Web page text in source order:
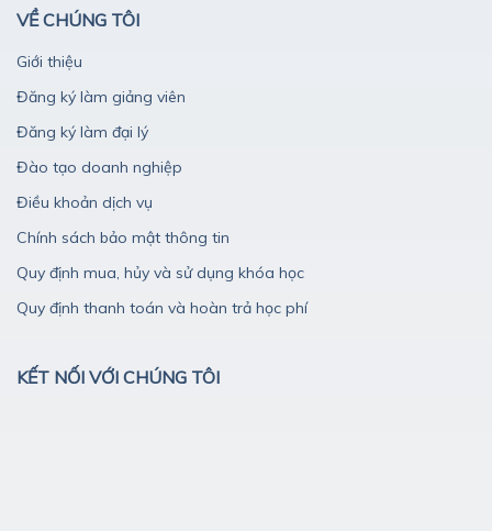
VỀ CHÚNG TÔI
Giới thiệu
Đăng ký làm giảng viên
Đăng ký làm đại lý
Đào tạo doanh nghiệp
Điều khoản dịch vụ
Chính sách bảo mật thông tin
Quy định mua, hủy và sử dụng khóa học
Quy định thanh toán và hoàn trả học phí
KẾT NỐI VỚI CHÚNG TÔI